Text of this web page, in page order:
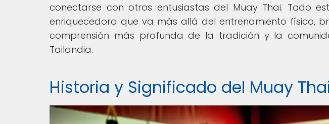
conectarse con otros entusiastas del Muay Thai. Todo
enriquecedora que va más allá del entrenamiento físico,
comprensión más profunda de la tradición y la
Tailandia.
Historia y Significado del Muay